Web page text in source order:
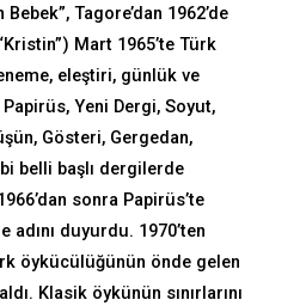
Tagore’dan 1962’de
Mart 1965’te Türk
eleştiri, günlük ve
Yeni Dergi, Soyut,
Gösteri, Gergedan,
belli başlı dergilerde
sonra Papirüs’te
adını duyurdu. 1970’ten
öykücülüğünün önde gelen
Klasik öykünün sınırlarını